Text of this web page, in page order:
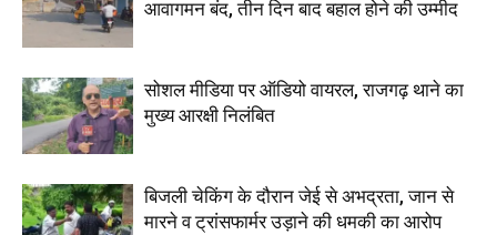
आवागमन बंद, तीन दिन बाद बहाल होने की उम्मीद
सोशल मीडिया पर ऑडियो वायरल, राजगढ़ थाने का
मुख्य आरक्षी निलंबित
बिजली चेकिंग के दौरान जेई से अभद्रता, जान से
मारने व ट्रांसफार्मर उड़ाने की धमकी का आरोप